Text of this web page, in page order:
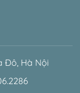
Đô, Hà Nội